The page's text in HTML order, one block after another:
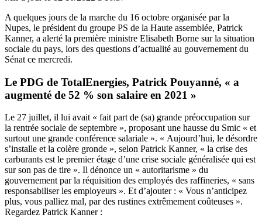
A quelques jours de la marche du 16 octobre organisée par la
Nupes, le président du groupe PS de la Haute assemblée, Patrick
Kanner, a alerté la première ministre Elisabeth Borne sur la situation
sociale du pays, lors des questions d’actualité au gouvernement du
Sénat ce mercredi.
Le PDG de TotalEnergies, Patrick Pouyanné, « a
augmenté de 52 % son salaire en 2021 »
Le 27 juillet, il lui avait « fait part de (sa) grande préoccupation sur
la rentrée sociale de septembre », proposant une hausse du Smic « et
surtout une grande conférence salariale ». « Aujourd’hui, le désordre
s’installe et la colère gronde », selon Patrick Kanner, « la crise des
carburants est le premier étage d’une crise sociale généralisée qui est
sur son pas de tire ». Il dénonce un « autoritarisme » du
gouvernement par la réquisition des employés des raffineries, « sans
responsabiliser les employeurs ». Et d’ajouter : « Vous n’anticipez
plus, vous palliez mal, par des rustines extrêmement coûteuses ».
Regardez Patrick Kanner :